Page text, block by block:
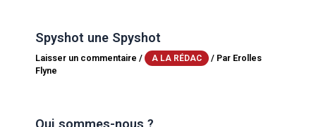
Spyshot une Spyshot
Laisser un commentaire / A LA RÉDAC / Par Erolles
Flyne
Qui sommes-nous ?